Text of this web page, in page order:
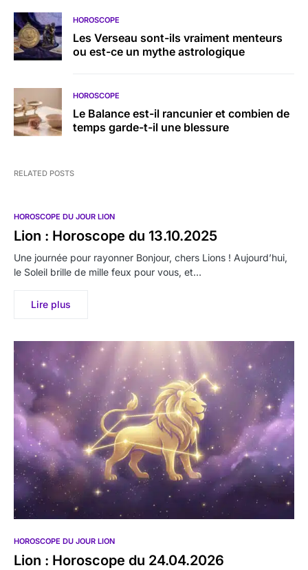
HOROSCOPE
Les Verseau sont-ils vraiment menteurs
ou est-ce un mythe astrologique
HOROSCOPE
Le Balance est-il rancunier et combien de
temps garde-t-il une blessure
RELATED POSTS
HOROSCOPE DU JOUR LION
Lion : Horoscope du 13.10.2025
Une journée pour rayonner Bonjour, chers Lions ! Aujourd’hui,
le Soleil brille de mille feux pour vous, et…
Lire plus
HOROSCOPE DU JOUR LION
Lion : Horoscope du 24.04.2026